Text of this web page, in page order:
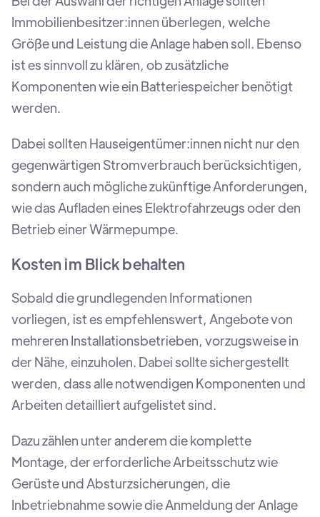
Immobilienbesitzer:innen überlegen, welche
Größe und Leistung die Anlage haben soll. Ebenso
ist es sinnvoll zu klären, ob zusätzliche
Komponenten wie ein Batteriespeicher benötigt
werden.
Dabei sollten Hauseigentümer:innen nicht nur den
gegenwärtigen Stromverbrauch berücksichtigen,
sondern auch mögliche zukünftige Anforderungen,
wie das Aufladen eines Elektrofahrzeugs oder den
Betrieb einer Wärmepumpe.
Kosten im Blick behalten
Sobald die grundlegenden Informationen
vorliegen, ist es empfehlenswert, Angebote von
mehreren Installationsbetrieben, vorzugsweise in
der Nähe, einzuholen. Dabei sollte sichergestellt
werden, dass alle notwendigen Komponenten und
Arbeiten detailliert aufgelistet sind.
Dazu zählen unter anderem die komplette
Montage, der erforderliche Arbeitsschutz wie
Gerüste und Absturzsicherungen, die
Inbetriebnahme sowie die Anmeldung der Anlage